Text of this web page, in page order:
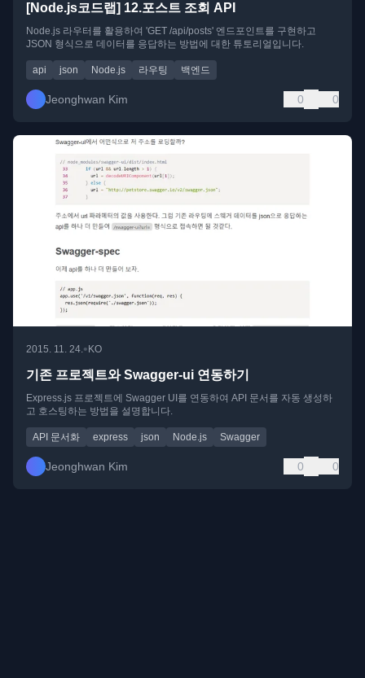
[Node.js코드랩] 12.포스트 조회 API
Node.js 라우터를 활용하여 'GET /api/posts' 엔드포인트를 구현하고
JSON 형식으로 데이터를 응답하는 방법에 대한 튜토리얼입니다.
api json Node.js 라우팅 백엔드
Jeonghwan Kim 0 0
2015. 11. 24. •KO
기존 프로젝트와 Swagger-ui 연동하기
Express.js 프로젝트에 Swagger UI를 연동하여 API 문서를 자동 생성하
고 호스팅하는 방법을 설명합니다.
API 문서화 express json Node.js Swagger
Jeonghwan Kim 0 0